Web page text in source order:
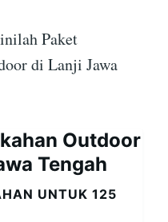
Paket
di Lanji Jawa
Outdoor
Tengah
UNTUK 125